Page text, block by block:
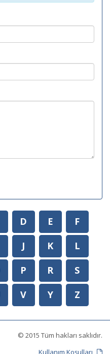
D E
F
J K
L
P R
S
V Y Z
© 2015 Tüm hakları saklıdır.
Kullanım Koşulları